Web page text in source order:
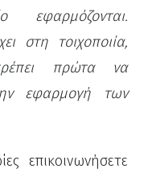
στη τοιχοποιία,
πρώτα να
εφαρμογή των
επικοινωνήσετε